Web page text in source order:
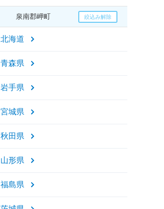
泉南郡岬町
北海道
青森県
岩手県
宮城県
秋田県
山形県
福島県